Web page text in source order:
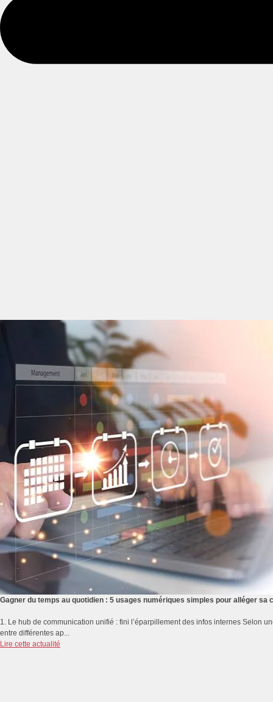
Gagner du temps au quotidien : 5 usages numériques simples pour alléger sa
1. Le hub de communication unifié : fini l’éparpillement des infos internes Selon
entre différentes ap...
Lire cette actualité